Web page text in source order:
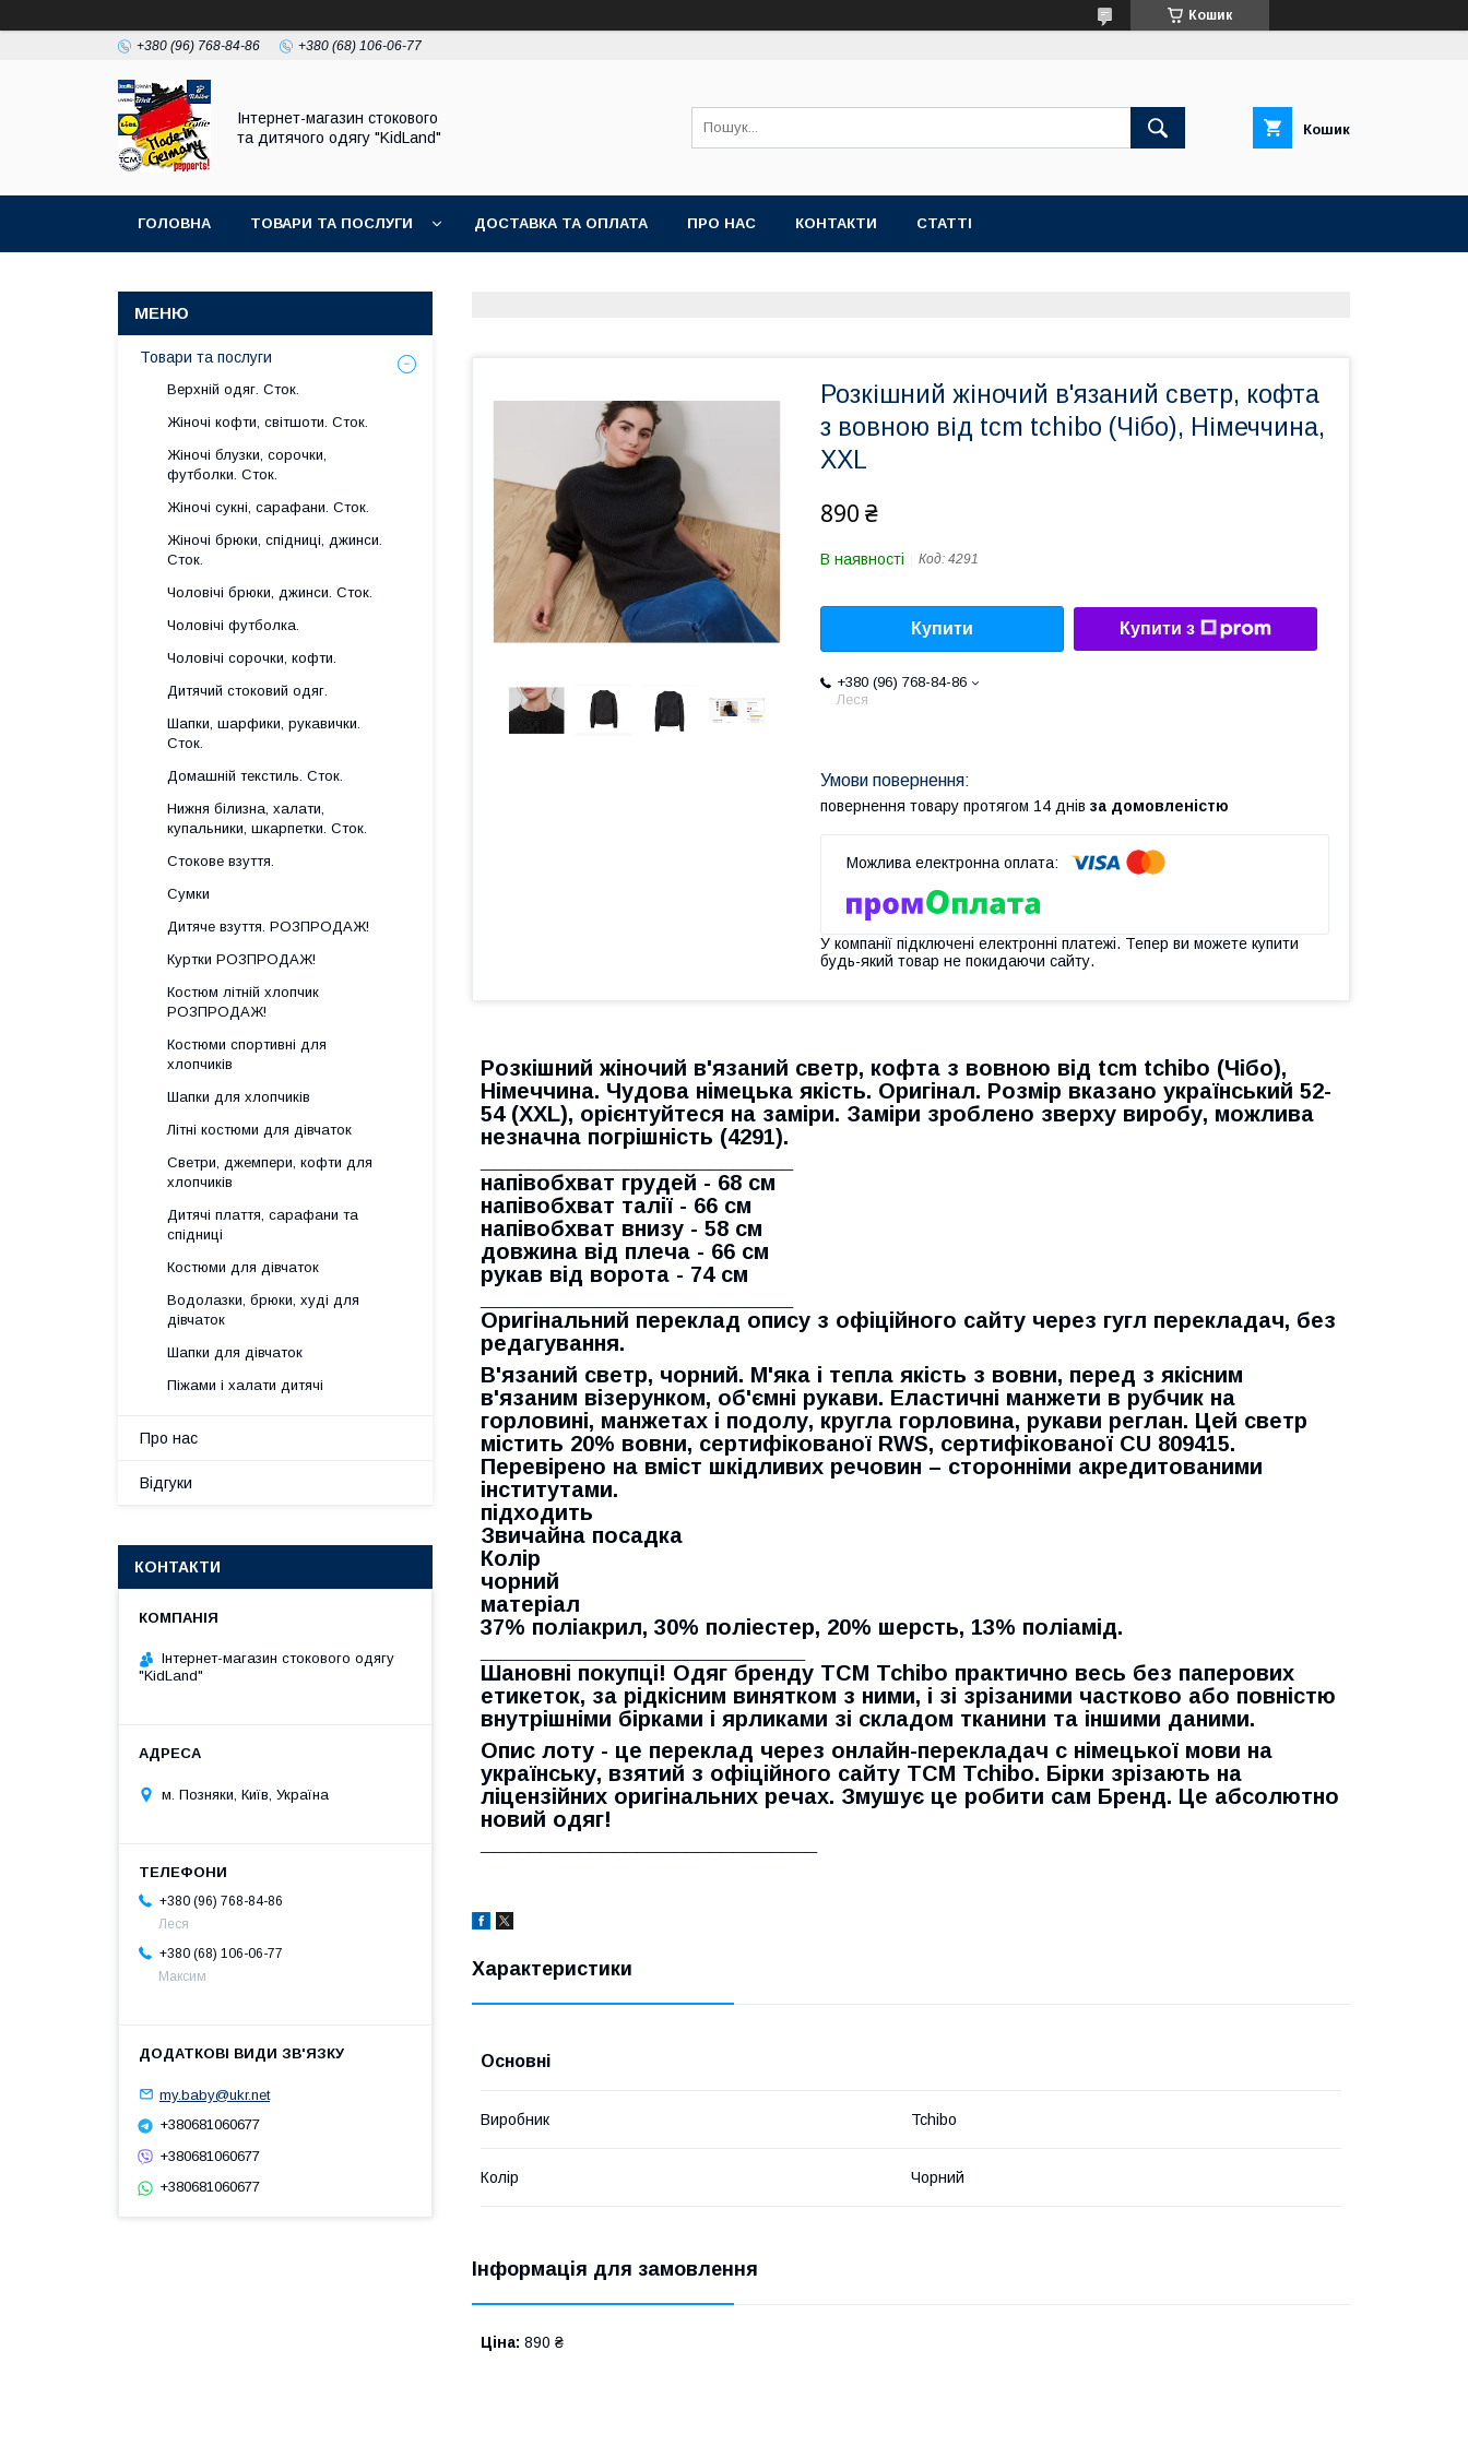
Кошик
+380 (96) 768-84-86 +380 (68) 106-06-77
Інтернет-магазин стокового
та дитячого одягу "KidLand"
Кошик
ГОЛОВНА ТОВАРИ ТА ПОСЛУГИ ДОСТАВКА ТА ОПЛАТА ПРО НАС КОНТАКТИ СТАТТІ
Розкішний жіночий в'язаний светр, кофта
з вовною від tcm tchibo (Чібо), Німеччина,
XXL
890 ₴
В наявності Код: 4291
Купити Купити з
+380 (96) 768-84-86
Леся
повернення товару протягом 14 днів за домовленістю
У компанії підключені електронні платежі. Тепер ви можете купити
будь-який товар не покидаючи сайту.
Розкішний жіночий в'язаний светр, кофта з вовною від tcm tchibo (Чібо),
Німеччина. Чудова німецька якість. Оригінал. Розмір вказано український 52-
54 (XXL), орієнтуйтеся на заміри. Заміри зроблено зверху виробу, можлива
незначна погрішність (4291).
напівобхват грудей - 68 см
напівобхват талії - 66 см
напівобхват внизу - 58 см
довжина від плеча - 66 см
рукав від ворота - 74 см
Оригінальний переклад опису з офіційного сайту через гугл перекладач, без
редагування.
В'язаний светр, чорний. М'яка і тепла якість з вовни, перед з якісним
в'язаним візерунком, об'ємні рукави. Еластичні манжети в рубчик на
горловині, манжетах і подолу, кругла горловина, рукави реглан. Цей светр
містить 20% вовни, сертифікованої RWS, сертифікованої CU 809415.
Перевірено на вміст шкідливих речовин – сторонніми акредитованими
інститутами.
підходить
Звичайна посадка
Колір
чорний
матеріал
37% поліакрил, 30% поліестер, 20% шерсть, 13% поліамід.
Шановні покупці! Одяг бренду TCM Tchibo практично весь без паперових
етикеток, за рідкісним винятком з ними, і зі зрізаними частково або повністю
внутрішніми бірками і ярликами зі складом тканини та іншими даними.
Опис лоту - це переклад через онлайн-перекладач с німецької мови на
українську, взятий з офіційного сайту TCM Tchibo. Бірки зрізають на
ліцензійних оригінальних речах. Змушує це робити сам Бренд. Це абсолютно
новий одяг!
Характеристики
Основні
Виробник Tchibo
Колір Чорний
Інформація для замовлення
Ціна: 890 ₴
Товари та послуги
Верхній одяг. Сток.
Жіночі кофти, світшоти. Сток.
Жіночі блузки, сорочки,
футболки. Сток.
Жіночі сукні, сарафани. Сток.
Жіночі брюки, спідниці, джинси.
Сток.
Чоловічі брюки, джинси. Сток.
Чоловічі футболка.
Чоловічі сорочки, кофти.
Дитячий стоковий одяг.
Шапки, шарфики, рукавички.
Сток.
Домашній текстиль. Сток.
Нижня білизна, халати,
купальники, шкарпетки. Сток.
Стокове взуття.
Сумки
Дитяче взуття. РОЗПРОДАЖ!
Куртки РОЗПРОДАЖ!
Костюм літній хлопчик
РОЗПРОДАЖ!
Костюми спортивні для
хлопчиків
Шапки для хлопчиків
Літні костюми для дівчаток
Светри, джемпери, кофти для
хлопчиків
Дитячі плаття, сарафани та
спідниці
Костюми для дівчаток
Водолазки, брюки, худі для
дівчаток
Шапки для дівчаток
Піжами і халати дитячі
Про нас
Відгуки
КОНТАКТИ
Інтернет-магазин стокового одягу
"KidLand"
м. Позняки, Київ, Україна
+380 (96) 768-84-86
Леся
+380 (68) 106-06-77
Максим
my.baby@ukr.net
+380681060677
+380681060677
+380681060677